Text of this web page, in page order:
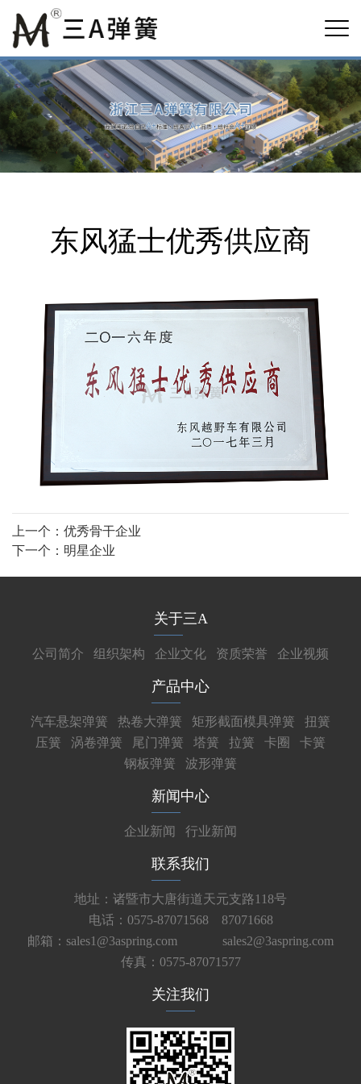
东风猛士优秀供应商
上一个： 优秀骨干企业
下一个： 明星企业
关于三A
公司简介 组织架构 企业文化 资质荣誉 企业视频
产品中心
汽车悬架弹簧 热卷大弹簧 矩形截面模具弹簧
扭簧
压簧
涡卷弹簧 尾门弹簧 塔簧 拉簧 卡圈
卡簧
钢板弹簧
波形弹簧
新闻中心
企业新闻 行业新闻
联系我们
地址：诸暨市大唐街道天元支路118号
电话：0575-87071568 87071668
邮箱：sales1@3aspring.com
sales2@3aspring.com
传真：0575-87071577
关注我们